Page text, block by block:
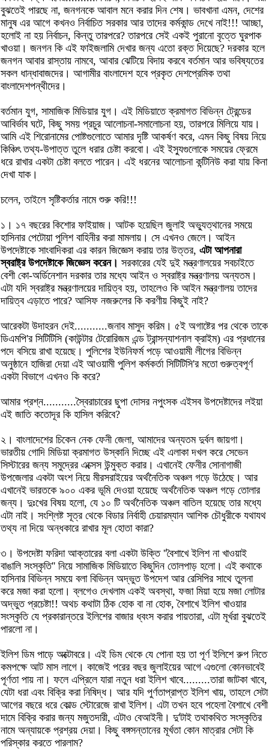
বুঝতেই পারছে না, জনগনকে আবাল মনে করার দিন শেষ। ভাবখানা এমন, দেশের
মানুষ এর আগে কখনও নির্বাচিত সরকার আর তাদের কর্মকান্ড দেখে নাই!!! আচ্ছা,
হলোই না হয় নির্বাচন, কিন্তু তারপরে? তারপরে সেই একই পুরানো বৃত্তে ঘুরপাক
খাওয়া। জনগন কি এই ফাইজলামি দেখার জন্য এতো রক্ত দিয়েছে? দরকার হলে
জনগন আবার রাস্তায় নামবে, আবার ঝেটিয়ে বিদায় করবে বর্তমান আর ভবিষ্যতের
সকল ধান্ধাবাজদের। আগামীর বাংলাদেশ হবে প্রকৃত দেশপ্রেমিক তথা
বাংলাদেশপন্থীদের।
বর্তমান যুগ, সামাজিক মিডিয়ার যুগ। এই মিডিয়াতে ক্রমাগত বিভিন্ন ট্রেন্ডের
আবির্ভাব ঘটে, কিছু সময় প্রচুর আলোচনা-সমালোচনা হয়, তারপরে মিলিয়ে যায়।
আমি এই শিরোনামের পোষ্টগুলোতে আমার দৃষ্টি আকর্ষণ করে, এমন কিছু বিষয় নিয়ে
কিঞ্চিৎ তথ্য-উপাত্ত তুলে ধরার চেষ্টা করবো। এই ইস্যুগুলোকে সময়ের ফ্রেমে
ধরে রাখার একটা চেষ্টা বলতে পারেন। এই ধরনের আলোচনা কন্টিনিউ করা যায় কিনা
দেখা যাক।
চলেন, তাইলে সৃষ্টিকর্তার নামে শুরু করি!!!
১। ১৭ বছরের কিশোর ফাইয়াজ। আটক হয়েছিল জুলাই অভ্যুত্থানের সময়ে
হাসিনার পেটোয়া পুলিশ বাহিনীর করা মামলায়। সে এখনও জেলে। আইন
উপদেষ্টাকে সাংবাদিকরা এর কারন জিজ্ঞেস করায় তার উত্তর, এটা আপনারা
স্বরাষ্ট্র উপদেষ্টাকে জিজ্ঞেস করেন। সরকারের যেই দুই মন্ত্রণালয়ের সবচাইতে
বেশী কো-অর্ডিনেশান দরকার তার মধ্যে আইন ও স্বরাষ্ট্র মন্ত্রণালয় অন্যতম।
এটা যদি স্বরাষ্ট্র মন্ত্রণালয়ের দায়িত্ব হয়, তাহলেও কি আইন মন্ত্রণালয় তাদের
দায়িত্ব এড়াতে পারে? আসিফ নজরুলের কি করণীয় কিছুই নাই?
আরেকটা উদাহরন দেই...........জনাব মাসুদ করিম। ৫ই অগাষ্টের পর থেকে তাকে
ডিএমপি'র সিটিটিসি (কাউন্টার টেরোরিজম এন্ড ট্রান্সন্যাশনাল ক্রাইম) এর প্রধানের
পদে বসিয়ে রাখা হয়েছে। পুলিশের ইউনিফর্ম পড়ে আওয়ামী লীগের বিভিন্ন
অনুষ্ঠানে হাজিরা দেয়া এই আওয়ামী পুলিশ কর্মকর্তা সিটিটিসি'র মতো গুরুত্বপূর্ণ
একটা বিভাগে এখনও কি করে?
আমার প্রশ্ন...........স্বৈরাচারের ছুপা দোসর নপুংসক এইসব উপদেষ্টাদের লইয়া
এই জাতি কতোদূর কি হাসিল করিবে?
২। বাংলাদেশের চিকেন নেক ফেনী জেলা, আমাদের অন্যতম দুর্বল জায়গা।
ভারতীয় গোদি মিডিয়া ক্রমাগত উস্কানি দিচ্ছে এই এলাকা দখল করে সেভেন
সিস্টারের জন্য সমুদ্রের এক্সেস উন্মুক্ত করার। এখানেই ফেনীর সোনাগাজী
উপজেলার একটা অংশ নিয়ে মীরসরাইয়ের অর্থনৈতিক অঞ্চল গড়ে উঠেছে। আর
এখানেই ভারতকে ৯০০ একর ভূমি দেওয়া হয়েছে অর্থনৈতিক অঞ্চল গড়ে তোলার
জন্য। দুঃখের বিষয় হলো, যে ১০ টি অর্থনৈতিক অঞ্চল বাতিল হয়েছে তার মধ্যে
এটা নাই। সংশ্লিষ্ট সূত্র থেকে বিডার নির্বাহী চেয়ারম্যান আশিক চৌধুরীকে যথাযথ
তথ্য না দিয়ে অন্ধকারে রাখার মূল হোতা কারা?
৩। উপদেষ্টা ফরিদা আক্তারের বলা একটা উক্তি ''বৈশাখে ইলিশ না খাওয়াই
বাঙালি সংস্কৃতি'' নিয়ে সামাজিক মিডিয়াতে কিছুদিন তোলপাড় হলো। এই কথাকে
হাসিনার বিভিন্ন সময়ে বলা বিভিন্ন অদ্ভুত উপদেশ আর রেসিপির সাথে তুলনা
করে মজা করা হলো। ব্লগেও দেখলাম একই অবস্থা, ফজা মিয়া হয়ে মজা লোটার
অদ্ভুত প্রচেষ্টা!! অথচ কথাটা ঠিক হোক বা না হোক, বৈশাখে ইলিশ খাওয়ার
সংস্কৃতি যে প্রকারান্তরে ইলিশের বাজার ধ্বংস করার পায়তারা, এটা মূর্খরা বুঝতেই
পারলো না।
ইলিশ ডিম পাড়ে অক্টোবরে। এই ডিম থেকে যে পোনা হয় তা পূর্ণ ইলিশে রুপ নিতে
কমপক্ষে আট মাস লাগে। কাজেই পরের বছর জুলাইয়ের আগে এগুলো কোনভাবেই
পূর্ণতা পায় না। ফলে এপ্রিলে যারা নতুন ধরা ইলিশ খাবে.........তারা জাটকা খাবে,
যেটা ধরা এবং বিক্রি করা নিষিদ্ধ। আর যদি পুর্ণতাপ্রাপ্ত ইলিশ খায়, তাহলে সেটা
আগের বছরে ধরে কোল্ড স্টোরেজে রাখা ইলিশ। এটা তখন হবে পহেলা বৈশাখে বেশী
দামে বিক্রি করার জন্য মজুতদারী, এটাও বেআইনী। দু'টাই তথাকথিত সংস্কৃতির
নামে অন্যায়কে প্রশ্রয় দেয়া। কিছু বঙ্গসন্তানের মূর্খতা কোন মাত্রার সেটা কি
পরিস্কার করতে পারলাম?